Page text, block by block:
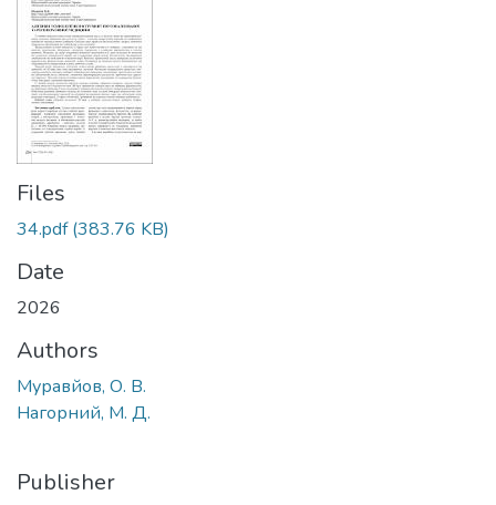
Files
34.pdf(383.76 KB)
Date
2026
Authors
Муравйов, О. В.
Нагорний, М. Д.
Publisher